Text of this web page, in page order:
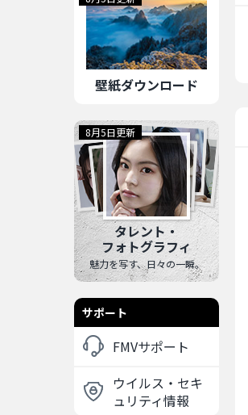
壁紙ダウンロード
8月5日更新
タレント・
フォトグラフィ
魅力を写す、日々の一瞬。
サポート
FMVサポート
ウイルス・セキ
ュリティ情報